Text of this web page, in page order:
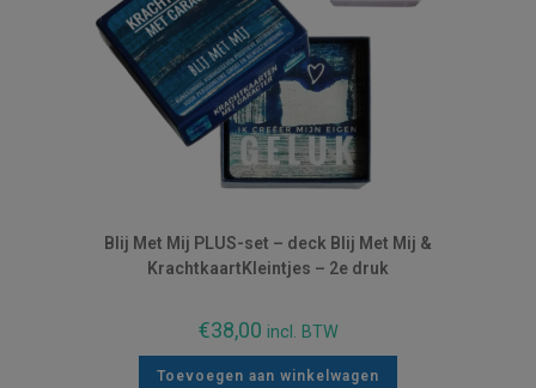
Blij Met Mij PLUS-set – deck Blij Met Mij &
KrachtkaartKleintjes – 2e druk
€38,00 incl. BTW
Toevoegen aan winkelwagen